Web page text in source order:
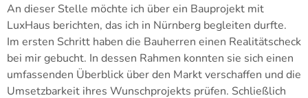
An dieser Stelle möchte ich über ein Bauprojekt mit
LuxHaus berichten, das ich in Nürnberg begleiten durfte.
Im ersten Schritt haben die Bauherren einen Realitätscheck
bei mir gebucht. In dessen Rahmen konnten sie sich einen
umfassenden Überblick über den Markt verschaffen und die
Umsetzbarkeit ihres Wunschprojekts prüfen. Schließlich